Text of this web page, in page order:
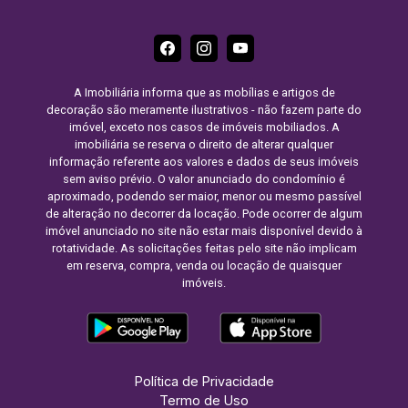
A Imobiliária informa que as mobílias e artigos de
decoração são meramente ilustrativos - não fazem parte do
imóvel, exceto nos casos de imóveis mobiliados. A
imobiliária se reserva o direito de alterar qualquer
informação referente aos valores e dados de seus imóveis
sem aviso prévio. O valor anunciado do condomínio é
aproximado, podendo ser maior, menor ou mesmo passível
de alteração no decorrer da locação. Pode ocorrer de algum
imóvel anunciado no site não estar mais disponível devido à
rotatividade. As solicitações feitas pelo site não implicam
em reserva, compra, venda ou locação de quaisquer
imóveis.
Política de Privacidade
Termo de Uso